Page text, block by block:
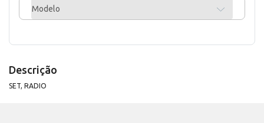
Modelo
Descrição
SET, RADIO